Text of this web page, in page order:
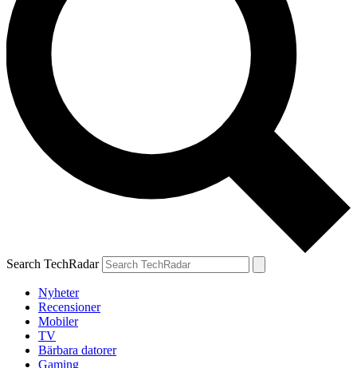
Search TechRadar
Nyheter
Recensioner
Mobiler
TV
Bärbara datorer
Gaming